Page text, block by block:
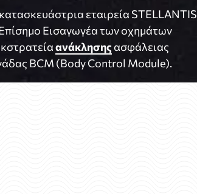
εταιρεία STELLANTIS
Επίσημο Εισαγωγέα των οχημάτων
ανάκλησης ασφάλειας
BCM (Body Control Module).